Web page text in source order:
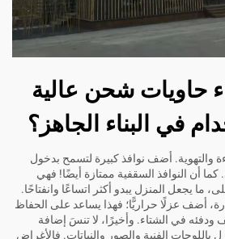
حاويات شحن عالية
في البناء الجاهز؟
والتهوية. أضف نوافذ كبيرة لتسمح بدخول
أن النوافذ السقفية ممتازة أيضًا! فهي
ما يجعل المنزل يبدو أكثر اتساعًا وانفتاحًا.
أضف عزلًا حراريًّا؛ فهذا يساعد على الحفاظ
في الشتاء. وأخيرًا، لا تنسَ إضافة
باللوحات الفنية والصور والنباتات. فالأغراض